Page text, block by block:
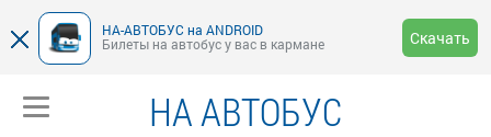
НА-АВТОБУС на ANDROID
Билеты на автобус у вас в кармане
Скачать
НА АВТОБУС